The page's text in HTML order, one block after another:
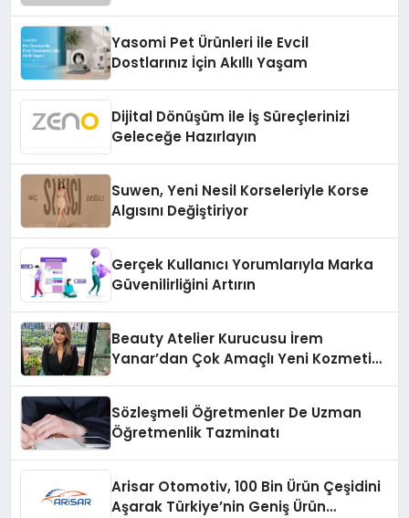
Yasomi Pet Ürünleri ile Evcil
Dostlarınız İçin Akıllı Yaşam
Dijital Dönüşüm ile İş Süreçlerinizi
Geleceğe Hazırlayın
Suwen, Yeni Nesil Korseleriyle Korse
Algısını Değiştiriyor
Gerçek Kullanıcı Yorumlarıyla Marka
Güvenilirliğini Artırın
Beauty Atelier Kurucusu İrem
Yanar’dan Çok Amaçlı Yeni Kozmetik
Sözleşmeli Öğretmenler De Uzman
Öğretmenlik Tazminatı
Arisar Otomotiv, 100 Bin Ürün Çeşidini
Aşarak Türkiye’nin Geniş Ürün